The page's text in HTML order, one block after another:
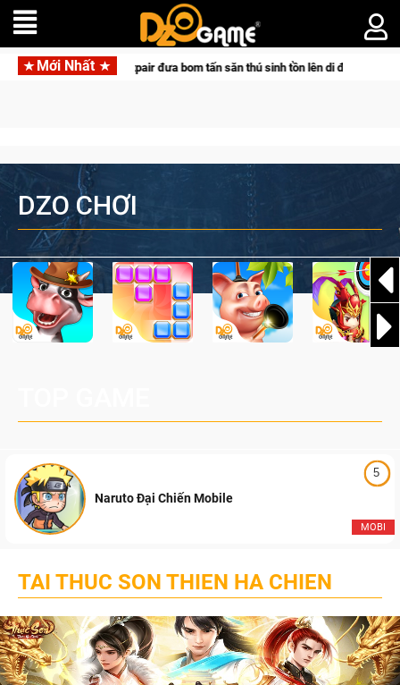
Mới Nhất
cùng Pocketpair đưa bom tấn săn thú sinh tồn lên di động với tên gọi
DZO CHƠI
5
MOBI
Naruto Đại Chiến Mobile
TAI THUC SON THIEN HA CHIEN